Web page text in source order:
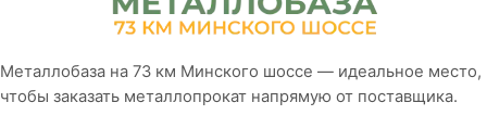
Металлобаза на 73 км Минского шоссе — идеальное место,
чтобы заказать металлопрокат напрямую от поставщика.